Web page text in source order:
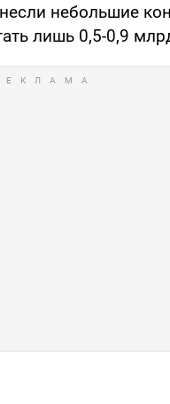
небольшие
лишь 0,5-0,9